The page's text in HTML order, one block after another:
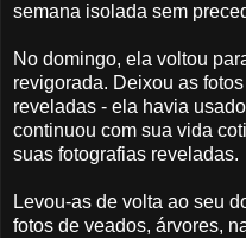
semana isolada sem
No domingo, ela voltou
revigorada. Deixou as
reveladas - ela havia
continuou com sua vida
suas fotografias reveladas.
Levou-as de volta ao seu
fotos de veados, árvores,